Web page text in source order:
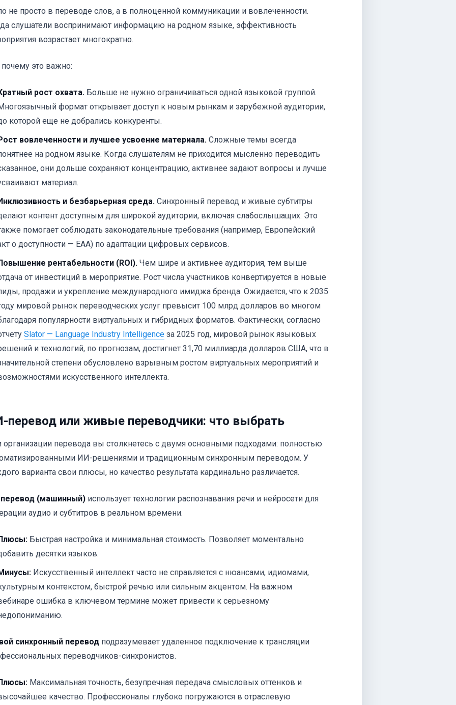
не просто в переводе слов, а в полноценной коммуникации и вовлеченности.
слушатели воспринимают информацию на родном языке, эффективность
возрастает многократно.
почему это важно:
рост охвата. Больше не нужно ограничиваться одной языковой группой.
формат открывает доступ к новым рынкам и зарубежной аудитории,
которой еще не добрались конкуренты.
вовлеченности и лучшее усвоение материала. Сложные темы всегда
на родном языке. Когда слушателям не приходится мысленно переводить
они дольше сохраняют концентрацию, активнее задают вопросы и лучше
материал.
и безбарьерная среда. Синхронный перевод и живые субтитры
контент доступным для широкой аудитории, включая слабослышащих. Это
помогает соблюдать законодательные требования (например, Европейский
о доступности — EAA) по адаптации цифровых сервисов.
рентабельности (ROI). Чем шире и активнее аудитория, тем выше
от инвестиций в мероприятие. Рост числа участников конвертируется в новые
продажи и укрепление международного имиджа бренда. Ожидается, что к 2035
мировой рынок переводческих услуг превысит 100 млрд долларов во многом
популярности виртуальных и гибридных форматов. Фактически, согласно
Slator — Language Industry Intelligence за 2025 год, мировой рынок языковых
и технологий, по прогнозам, достигнет 31,70 миллиарда долларов США, что в
степени обусловлено взрывным ростом виртуальных мероприятий и
искусственного интеллекта.
перевод или живые переводчики: что выбрать
организации перевода вы столкнетесь с двумя основными подходами: полностью
ИИ-решениями и традиционным синхронным переводом. У
варианта свои плюсы, но качество результата кардинально различается.
(машинный) использует технологии распознавания речи и нейросети для
аудио и субтитров в реальном времени.
Быстрая настройка и минимальная стоимость. Позволяет моментально
десятки языков.
Искусственный интеллект часто не справляется с нюансами, идиомами,
контекстом, быстрой речью или сильным акцентом. На важном
ошибка в ключевом термине может привести к серьезному
синхронный перевод подразумевает удаленное подключение к трансляции
переводчиков-синхронистов.
Максимальная точность, безупречная передача смысловых оттенков и
качество. Профессионалы глубоко погружаются в отраслевую